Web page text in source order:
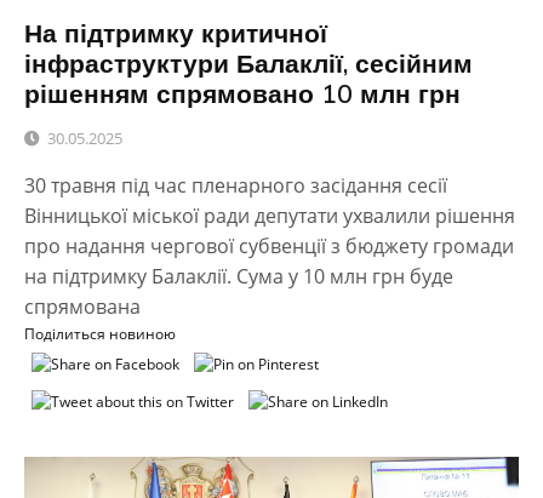
На підтримку критичної
інфраструктури Балаклії, сесійним
рішенням спрямовано 10 млн грн
30.05.2025
30 травня під час пленарного засідання сесії
Вінницької міської ради депутати ухвалили рішення
про надання чергової субвенції з бюджету громади
на підтримку Балаклії. Сума у 10 млн грн буде
спрямована
Поділиться новиною